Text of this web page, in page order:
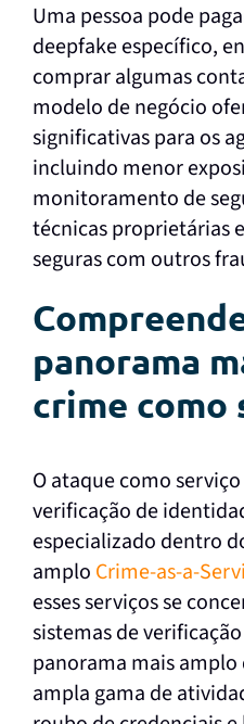
Uma pessoa pode
deepfake específico,
comprar algumas
modelo de negócio
significativas para os
incluindo menor
monitoramento de
técnicas proprietárias
seguras com outros
panorama
crime como
O ataque como
verificação de
especializado dentro
amplo Crime-as-a-
esses serviços se
sistemas de
panorama mais amplo
ampla gama de